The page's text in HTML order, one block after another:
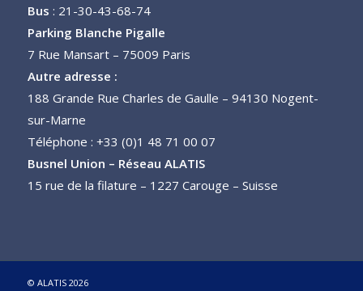
Bus : 21-30-43-68-74
Parking Blanche Pigalle
7 Rue Mansart – 75009 Paris
Autre adresse :
188 Grande Rue Charles de Gaulle – 94130 Nogent-
sur-Marne
Téléphone : +33 (0)1 48 71 00 07
Busnel Union – Réseau ALATIS
15 rue de la filature – 1227 Carouge – Suisse
© ALATIS 2026